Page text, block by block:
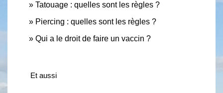
Tatouage : quelles sont les règles ?
Piercing : quelles sont les règles ?
Qui a le droit de faire un vaccin ?
Et aussi